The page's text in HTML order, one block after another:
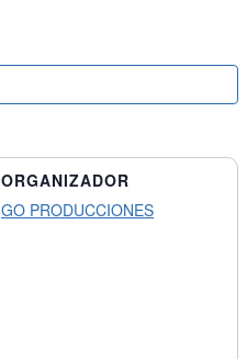
ORGANIZADOR
GO PRODUCCIONES